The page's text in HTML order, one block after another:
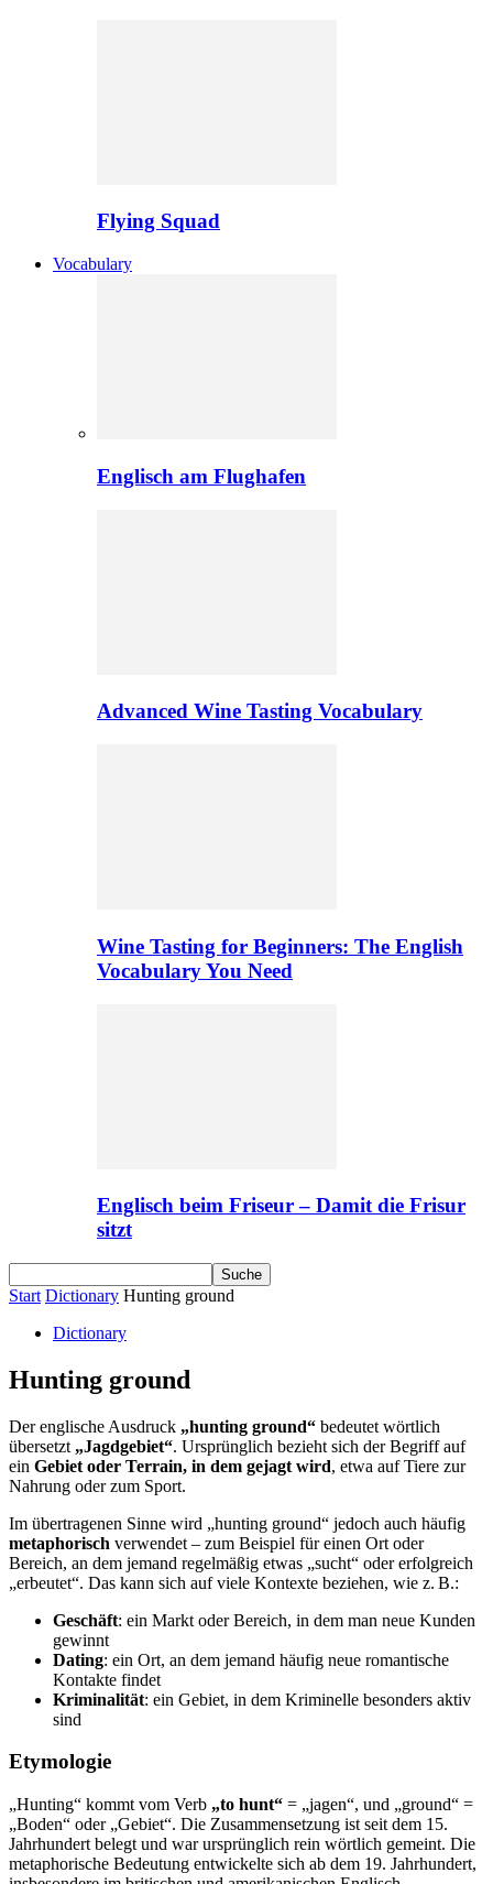
Flying Squad
Vocabulary
Englisch am Flughafen
Advanced Wine Tasting Vocabulary
Wine Tasting for Beginners: The English
Vocabulary You Need
Englisch beim Friseur – Damit die Frisur
sitzt
Start Dictionary Hunting ground
Dictionary
Hunting ground
Der englische Ausdruck „hunting ground“ bedeutet wörtlich
übersetzt „Jagdgebiet“. Ursprünglich bezieht sich der Begriff auf
ein Gebiet oder Terrain, in dem gejagt wird, etwa auf Tiere zur
Nahrung oder zum Sport.
Im übertragenen Sinne wird „hunting ground“ jedoch auch häufig
metaphorisch verwendet – zum Beispiel für einen Ort oder
Bereich, an dem jemand regelmäßig etwas „sucht“ oder erfolgreich
„erbeutet“. Das kann sich auf viele Kontexte beziehen, wie z. B.:
Geschäft: ein Markt oder Bereich, in dem man neue Kunden
gewinnt
Dating: ein Ort, an dem jemand häufig neue romantische
Kontakte findet
Kriminalität: ein Gebiet, in dem Kriminelle besonders aktiv
sind
Etymologie
„Hunting“ kommt vom Verb „to hunt“ = „jagen“, und „ground“ =
„Boden“ oder „Gebiet“. Die Zusammensetzung ist seit dem 15.
Jahrhundert belegt und war ursprünglich rein wörtlich gemeint. Die
metaphorische Bedeutung entwickelte sich ab dem 19. Jahrhundert,